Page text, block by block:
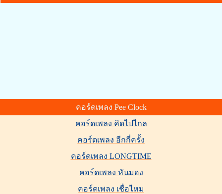
คอร์ดเพลง Pee Clock
คอร์ดเพลง คิดไปไกล
คอร์ดเพลง อีกกี่ครั้ง
คอร์ดเพลง LONGTIME
คอร์ดเพลง หันมอง
คอร์ดเพลง เชื่อไหม